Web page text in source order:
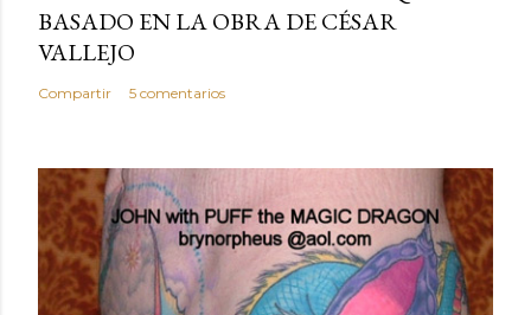
BASADO EN LA OBRA DE CÉSAR
VALLEJO
Compartir 5 comentarios